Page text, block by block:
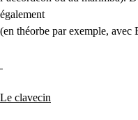
également
(en théorbe par exemple, avec
Le clavecin